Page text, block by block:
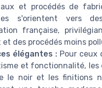
et procédés de
s'orientent vers
française,
et des procédés moins
élégantes : Pour ceux
et fonctionnalité, les
le noir et les finitions